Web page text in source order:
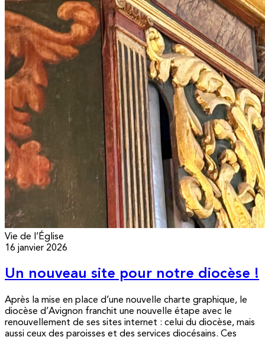
Vie de l’Église
16 janvier 2026
Un nouveau site pour notre diocèse !
Après la mise en place d’une nouvelle charte graphique, le
diocèse d’Avignon franchit une nouvelle étape avec le
renouvellement de ses sites internet : celui du diocèse, mais
aussi ceux des paroisses et des services diocésains. Ces